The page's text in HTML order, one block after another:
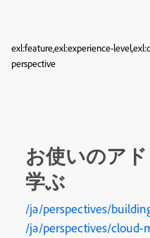
exl:feature,exl:experience-
perspective
お使いのア
学ぶ
/ja/perspectives/
/ja/perspectives/cloud-